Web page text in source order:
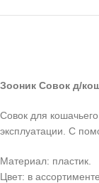
Зооник Совок д/
Совок для
эксплуатации. С
Материал: пластик.
Цвет: в ассортименте.